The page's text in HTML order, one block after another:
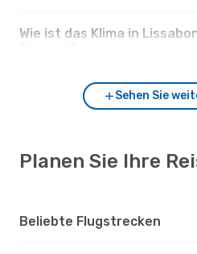
Wie ist das Klima in
Sehen Sie
Planen Sie Ihre
Beliebte Flugstrecken